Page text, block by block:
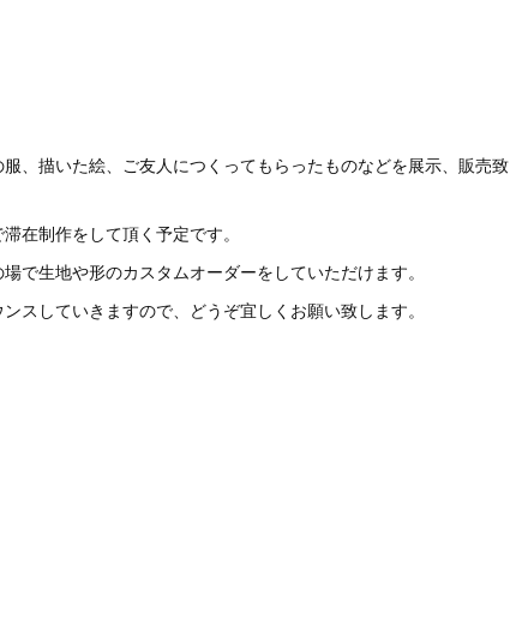
、描いた絵、ご友人につくってもらったものなどを展示、販売致
在制作をして頂く予定です。
で生地や形のカスタムオーダーをしていただけます。
スしていきますので、どうぞ宜しくお願い致します。